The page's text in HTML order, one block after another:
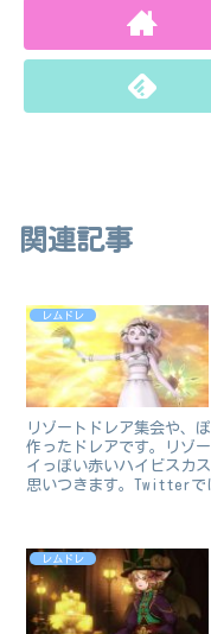
関連記事
レムドレ
リゾートドレア集会や、
作ったドレアです。リゾ
イっぽい赤いハイビスカ
思いつきます。Twitterで
レムドレ